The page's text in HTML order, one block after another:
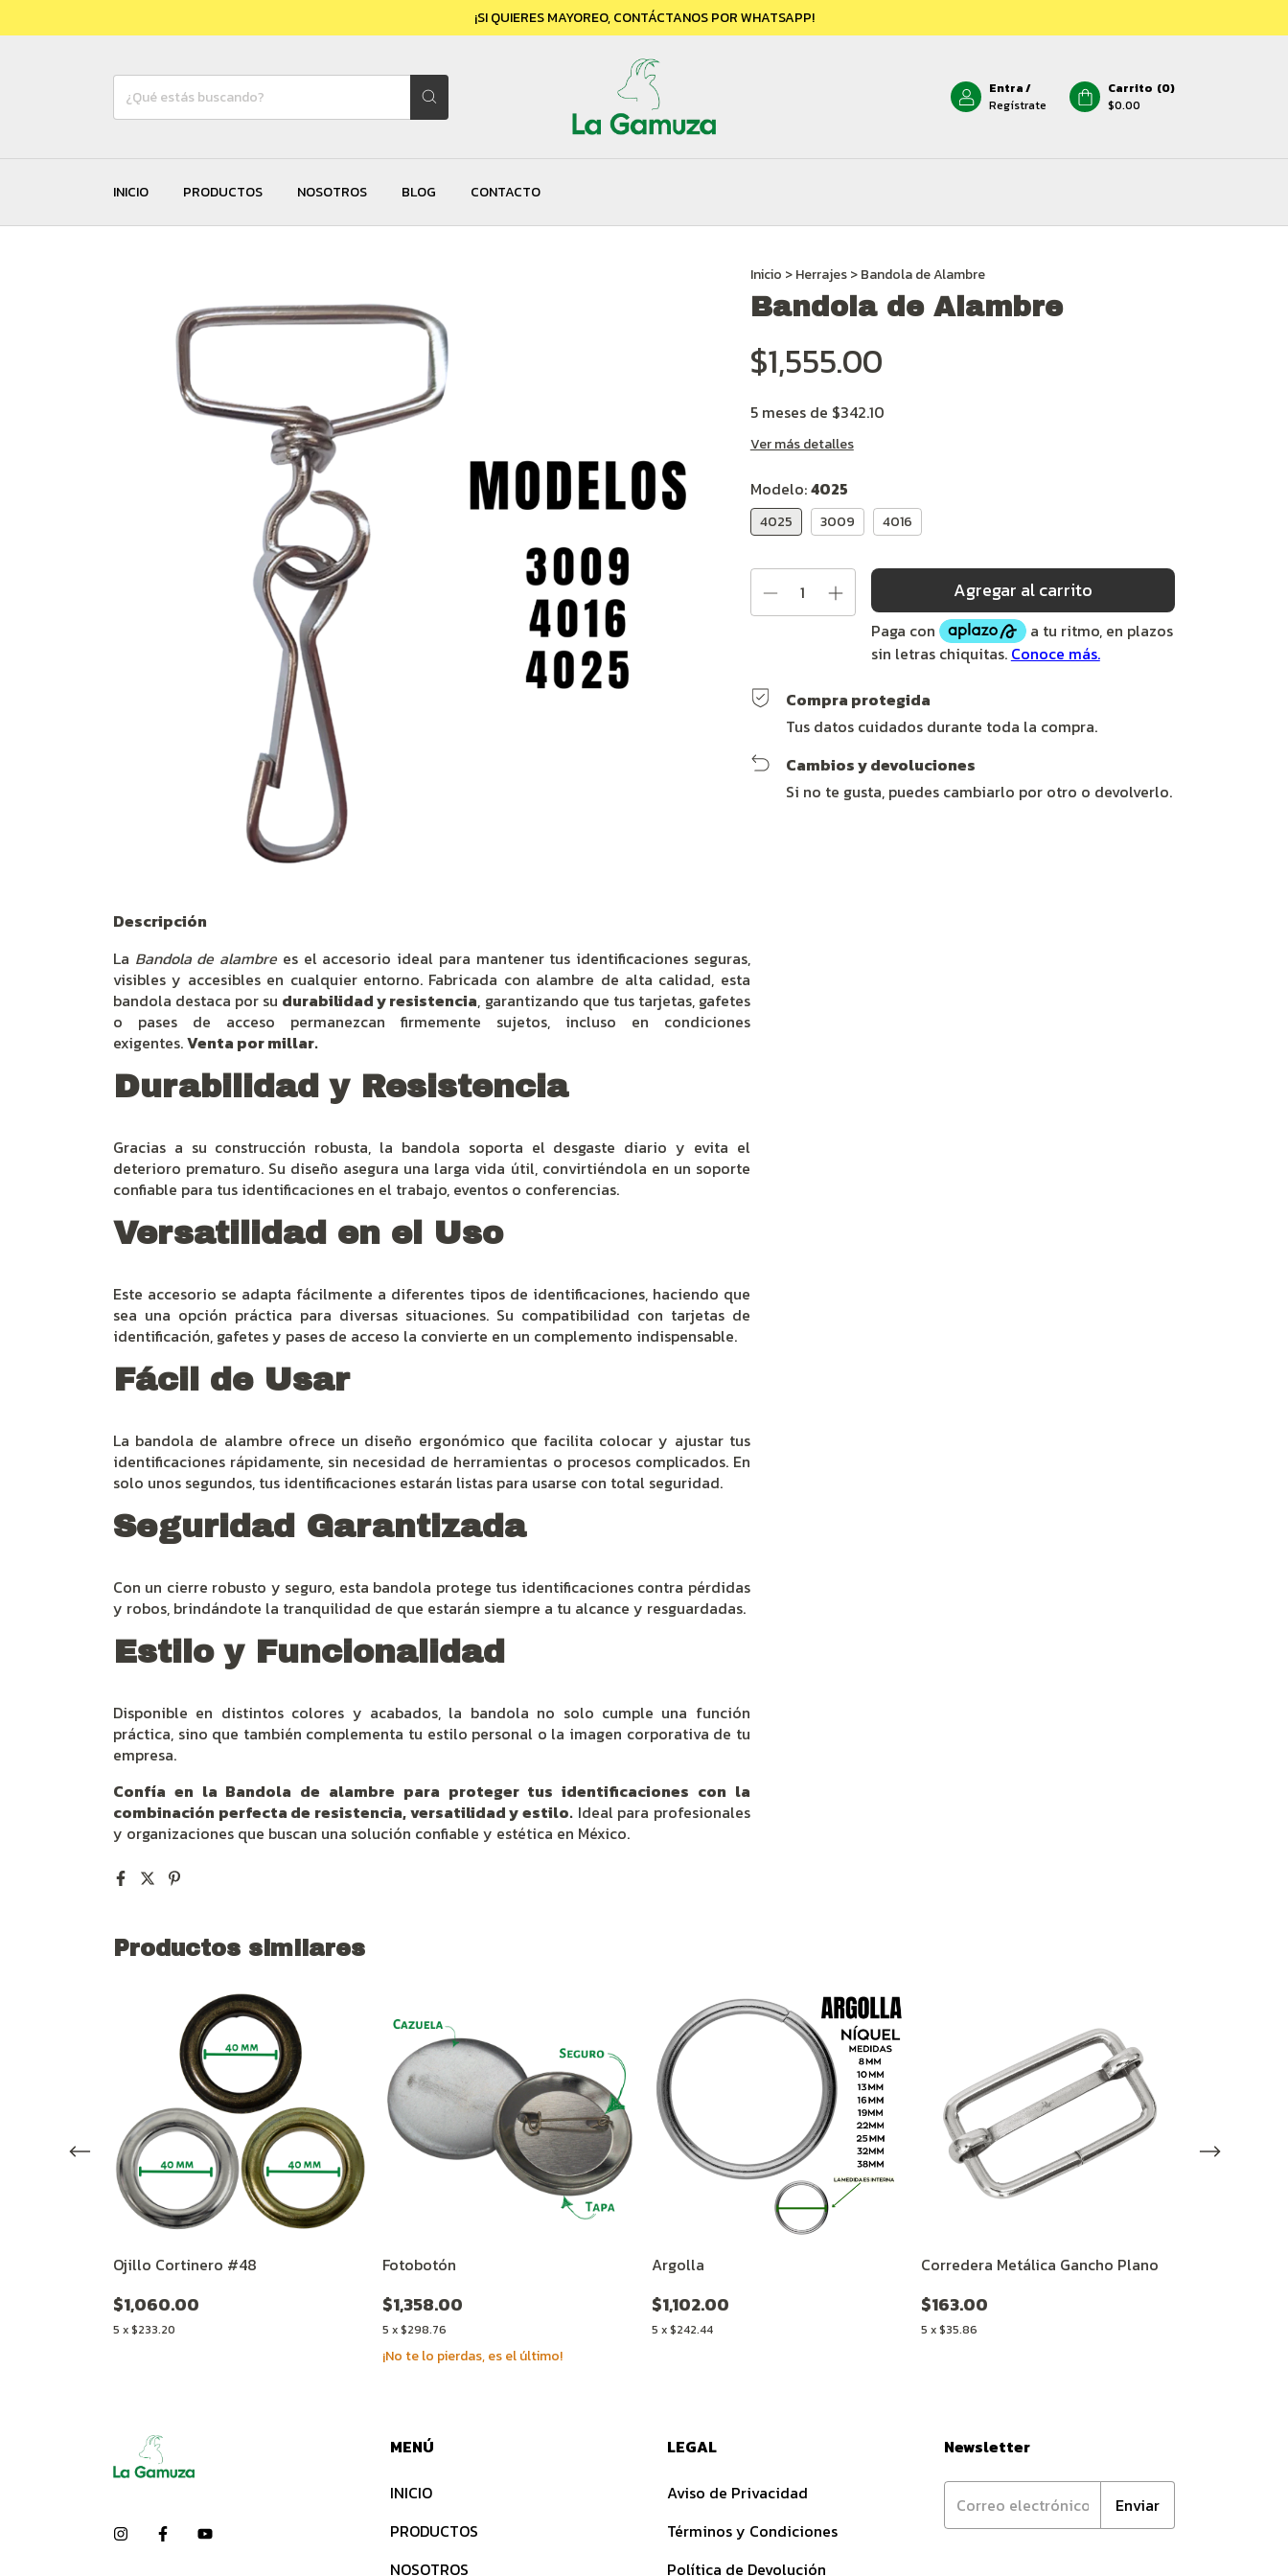
¡SI QUIERES MAYOREO, CONTÁCTANOS POR WHATSAPP!
Entra/
Regístrate
Carrito (0)
$0.00
INICIO PRODUCTOS NOSOTROS BLOG CONTACTO
Inicio > Herrajes > Bandola de Alambre
Bandola de Alambre
$1,555.00
5 meses de $342.10
Ver más detalles
Modelo:4025
4025 3009 4016
Compra protegida
Tus datos cuidados durante toda la compra.
Cambios y devoluciones
Si no te gusta, puedes cambiarlo por otro o devolverlo.
Descripción
La Bandola de alambrees el accesorio ideal para mantener tus identificaciones seguras,
visibles y accesibles en cualquier entorno. Fabricada con alambre de alta calidad, esta
bandola destaca por su durabilidad y resistencia, garantizando que tus tarjetas, gafetes
o pases de acceso permanezcan firmemente sujetos, incluso en condiciones
exigentes.Venta por millar.
Durabilidad y Resistencia
Gracias a su construcción robusta, la bandola soporta el desgaste diario y evita el
deterioro prematuro. Su diseño asegura una larga vida útil, convirtiéndola en un soporte
confiable para tus identificaciones en el trabajo, eventos o conferencias.
Versatilidad en el Uso
Este accesorio se adapta fácilmente a diferentes tipos de identificaciones, haciendo que
sea una opción práctica para diversas situaciones. Su compatibilidad con tarjetas de
identificación, gafetes y pases de acceso la convierte en un complemento indispensable.
Fácil de Usar
La bandola de alambre ofrece un diseño ergonómico que facilita colocar y ajustar tus
identificaciones rápidamente, sin necesidad de herramientas o procesos complicados. En
solo unos segundos, tus identificaciones estarán listas para usarse con total seguridad.
Seguridad Garantizada
Con un cierre robusto y seguro, esta bandola protege tus identificaciones contra pérdidas
y robos, brindándote la tranquilidad de que estarán siempre a tu alcance y resguardadas.
Estilo y Funcionalidad
Disponible en distintos colores y acabados, la bandola no solo cumple una función
práctica, sino que también complementa tu estilo personal o la imagen corporativa de tu
empresa.
Confía en la Bandola de alambre para proteger tus identificaciones con la
combinación perfecta de resistencia, versatilidad y estilo.Ideal para profesionales
y organizaciones que buscan una solución confiable y estética en México.
Productos similares
Ojillo Cortinero #48
$1,060.00
5 x$233.20
Fotobotón
$1,358.00
5 x$298.76
¡No te lo pierdas, es el último!
Argolla
$1,102.00
5 x$242.44
Corredera Metálica Gancho Plano
$163.00
5 x$35.86
MENÚ
INICIO
PRODUCTOS
NOSOTROS
LEGAL
Aviso de Privacidad
Términos y Condiciones
Política de Devolución
Newsletter